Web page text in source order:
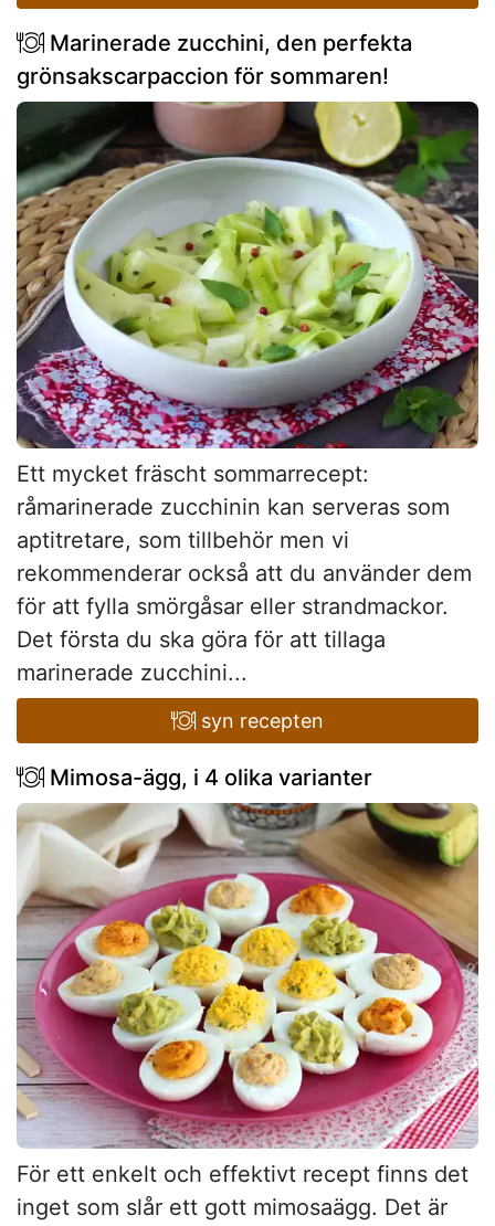
Marinerade zucchini, den perfekta
grönsakscarpaccion för sommaren!
Ett mycket fräscht sommarrecept:
råmarinerade zucchinin kan serveras som
aptitretare, som tillbehör men vi
rekommenderar också att du använder dem
för att fylla smörgåsar eller strandmackor.
Det första du ska göra för att tillaga
marinerade zucchini...
syn recepten
Mimosa-ägg, i 4 olika varianter
För ett enkelt och effektivt recept finns det
inget som slår ett gott mimosaägg. Det är